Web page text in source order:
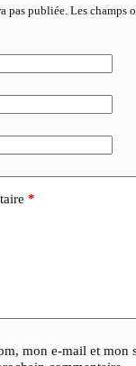
pas publiée. Les champs
*
mon e-mail et mon